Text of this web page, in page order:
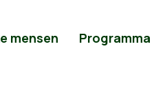
mensen Programma